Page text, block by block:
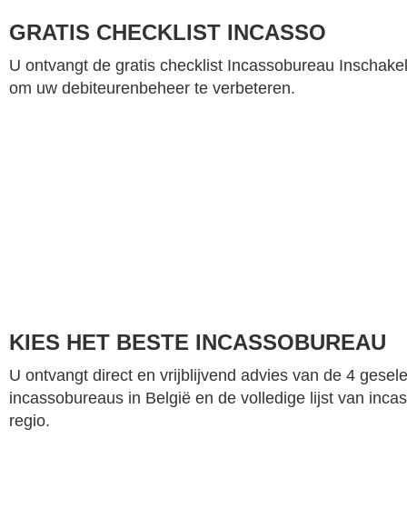
GRATIS CHECKLIST INCASSO
U ontvangt de gratis checklist Incassobureau
om uw debiteurenbeheer te verbeteren.
KIES HET BESTE INCASSOBUREAU
U ontvangt direct en vrijblijvend advies van de 4
incassobureaus in België en de volledige lijst van
regio.